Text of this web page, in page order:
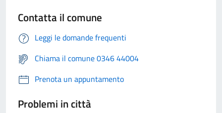
Contatta il comune
Leggi le domande frequenti
Chiama il comune 0346 44004
Prenota un appuntamento
Problemi in città